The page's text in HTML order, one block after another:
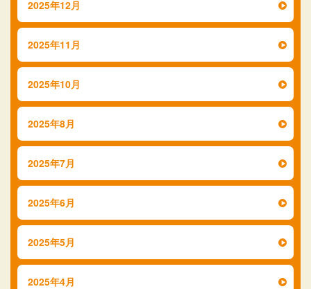
2025年12月
2025年11月
2025年10月
2025年8月
2025年7月
2025年6月
2025年5月
2025年4月